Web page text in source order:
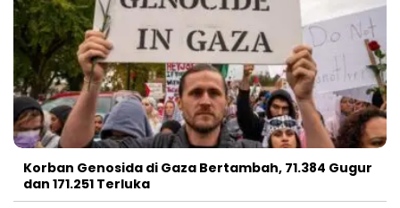
Korban Genosida di Gaza Bertambah, 71.384 Gugur
dan 171.251 Terluka